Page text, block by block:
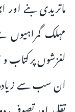
ماتریدی بنے
مہلک
لغزشوں پر کتاب
ان سب سے زیادہ